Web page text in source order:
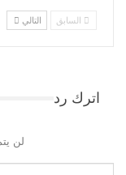
السابق التالي
اترك رد
لن